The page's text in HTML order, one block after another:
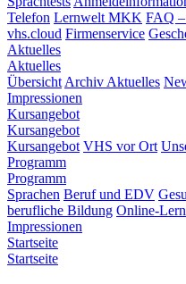
Telefon Lernwelt MKK FAQ –
vhs.cloud Firmenservice
Aktuelles
Aktuelles
Übersicht Archiv Aktuelles
Impressionen
Kursangebot
Kursangebot
Kursangebot VHS vor Ort
Programm
Programm
Sprachen Beruf und EDV
berufliche Bildung Online-
Impressionen
Startseite
Startseite